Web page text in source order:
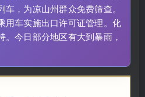
，为凉山州群众免费筛查。
用车实施出口许可证管理。化
今日部分地区有大到暴雨，